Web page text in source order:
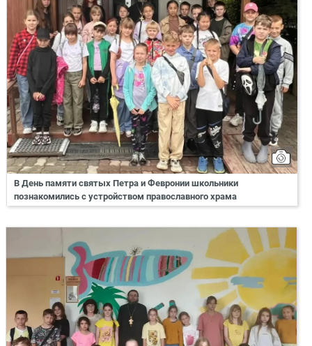
В День памяти святых Петра и Февронии школьники
познакомились с устройством православного храма